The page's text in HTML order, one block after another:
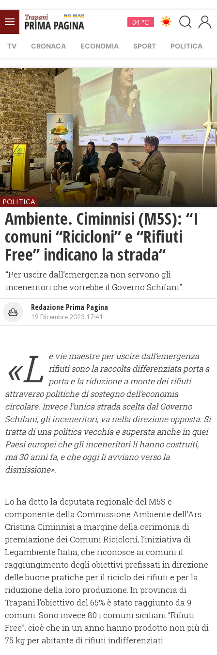
34 °C
TV CRONACA ECONOMIA SPORT POLITICA
POLITICA
Ambiente. Ciminnisi (M5S): “I
comuni “Ricicloni” e “Rifiuti
Free” indicano la strada“
​“Per uscire dall’emergenza non servono gli
inceneritori che vorrebbe il Governo Schifani”.
Redazione Prima Pagina
19 Dicembre 2023 17:41
«L e vie maestre per uscire dall’emergenza
rifiuti sono la raccolta differenziata porta a
porta e la riduzione a monte dei rifiuti
attraverso politiche di sostegno dell’economia
circolare. Invece l’unica strada scelta dal Governo
Schifani, gli inceneritori, va nella direzione opposta. Si
tratta di una politica vecchia e superata anche in quei
Paesi europei che gli inceneritori li hanno costruiti,
ma 30 anni fa, e che oggi li avviano verso la
dismissione».
Lo ha detto la deputata regionale del M5S e
componente della Commissione Ambiente dell’Ars
Cristina Ciminnisi a margine della cerimonia di
premiazione dei Comuni Ricicloni, l’iniziativa di
Legambiente Italia, che riconosce ai comuni il
raggiungimento degli obiettivi prefissati in direzione
delle buone pratiche per il riciclo dei rifiuti e per la
riduzione della loro produzione. In provincia di
Trapani l’obiettivo del 65% è stato raggiunto da 9
comuni. Sono invece 80 i comuni siciliani “Rifiuti
Free”, cioè che in un anno hanno prodotto non più di
75 kg per abitante di rifiuti indifferenziati.